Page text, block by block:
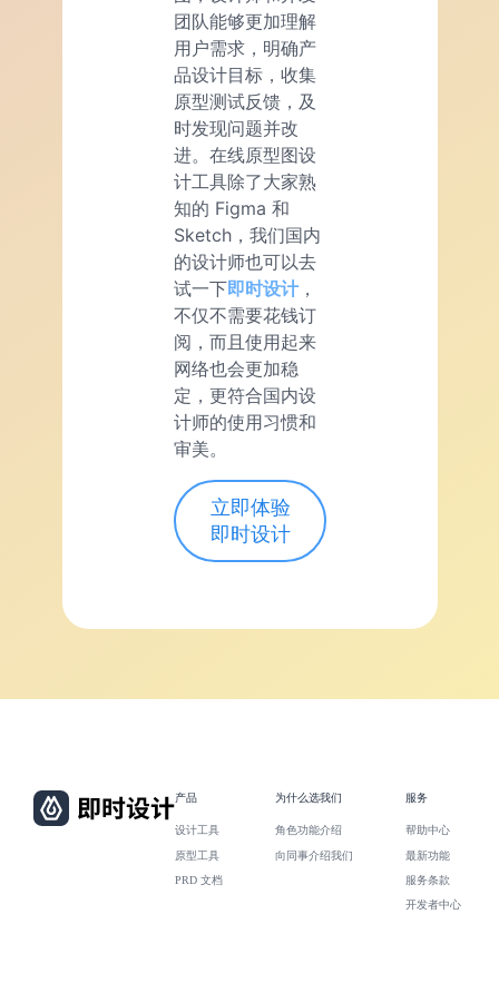
团队能够更加理解
用户需求，明确产
品设计目标，收集
原型测试反馈，及
时发现问题并改
进。在线原型图设
计工具除了大家熟
知的 Figma 和
Sketch，我们国内
的设计师也可以去
试一下即时设计 ，
不仅不需要花钱订
阅，而且使用起来
网络也会更加稳
定，更符合国内设
计师的使用习惯和
审美。
立即体验
即时设计
产品
设计工具
原型工具
PRD 文档
为什么选我们
角色功能介绍
向同事介绍我们
服务
帮助中心
最新功能
服务条款
开发者中心